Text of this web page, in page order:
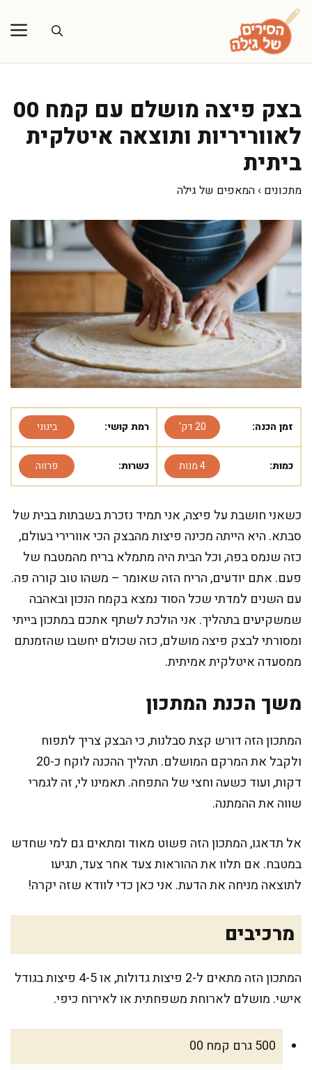
לדלג
לתוכן
בצק פיצה מושלם עם קמח 00
לאווריריות ותוצאה איטלקית
ביתית
מתכונים › המאפים של גילה
זמן הכנה: 20 דק' רמת קושי: בינוני
כמות: 4 מנות כשרות: פרווה
כשאני חושבת על פיצה, אני תמיד נזכרת בשבתות בבית של
סבתא. היא הייתה מכינה פיצות מהבצק הכי אוורירי בעולם,
כזה שנמס בפה, וכל הבית היה מתמלא בריח מהמטבח של
פעם. אתם יודעים, הריח הזה שאומר – משהו טוב קורה פה.
עם השנים למדתי שכל הסוד נמצא בקמח הנכון ובאהבה
שמשקיעים בתהליך. אני הולכת לשתף אתכם במתכון בייתי
ומסורתי לבצק פיצה מושלם, כזה שכולם יחשבו שהזמנתם
ממסעדה איטלקית אמיתית.
משך הכנת המתכון
המתכון הזה דורש קצת סבלנות, כי הבצק צריך לתפוח
ולקבל את המרקם המושלם. תהליך ההכנה לוקח כ-20
דקות, ועוד כשעה וחצי של התפחה. תאמינו לי, זה לגמרי
שווה את ההמתנה.
אל תדאגו, המתכון הזה פשוט מאוד ומתאים גם למי שחדש
במטבח. אם תלוו את ההוראות צעד אחר צעד, תגיעו
לתוצאה מניחה את הדעת. אני כאן כדי לוודא שזה יקרה!
מרכיבים
המתכון הזה מתאים ל-2 פיצות גדולות, או 4-5 פיצות בגודל
אישי. מושלם לארוחת משפחתית או לאירוח כיפי.
500 גרם קמח 00